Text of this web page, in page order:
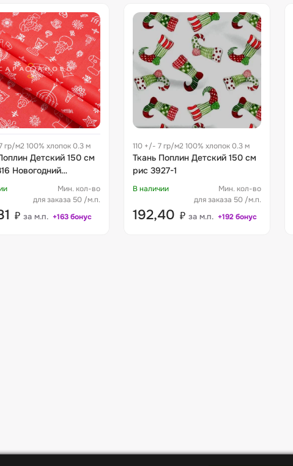
гр/м2 100% хлопок 0.3 м
Детский 150 см
Новогодний
Мин. кол-во
для заказа 50 /м.п.
₽ за м.п. +163 бонус
110 +/- 7 гр/м2 100% хлопок 0.3 м
Ткань Поплин Детский 150 см
рис 3927-1
В наличии
Мин. кол-во
для заказа 50 /м.п.
192,40 ₽ за м.п. +192 бонус